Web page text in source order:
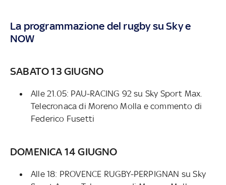
La programmazione del rugby su Sky e
NOW
SABATO 13 GIUGNO
Alle 21.05: PAU-RACING 92 su Sky Sport Max.
Telecronaca di Moreno Molla e commento di
Federico Fusetti
DOMENICA 14 GIUGNO
Alle 18: PROVENCE RUGBY-PERPIGNAN su Sky